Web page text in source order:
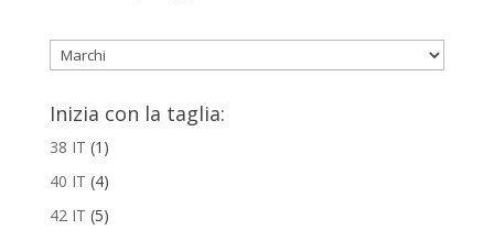
Inizia con la taglia:
38 IT (1)
40 IT (4)
42 IT (5)